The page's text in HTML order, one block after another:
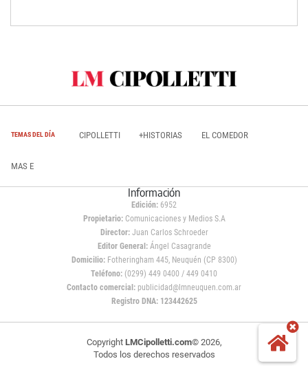
TEMAS DEL DÍA CIPOLLETTI +HISTORIAS EL COMEDOR
MAS E
Información
Edición: 6952
Propietario:Comunicaciones y Medios S.A
Director: Juan Carlos Schroeder
Editor General:Ángel Casagrande
Domicilio:Fotheringham 445, Neuquén (CP 8300)
Teléfono: (0299) 449 0400 / 449 0410
Contacto comercial: publicidad@lmneuquen.com.ar
Registro DNA: 123442625
Copyright LMCipolletti.com© 2026,
Todos los derechos reservados